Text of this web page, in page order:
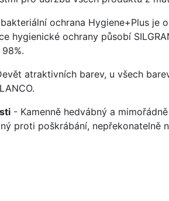
ochrana Hygiene+Plus je
hygienické ochrany působí
atraktivních barev, u všech
- Kamenně hedvábný a
proti poškrábání, nepřekonatelně